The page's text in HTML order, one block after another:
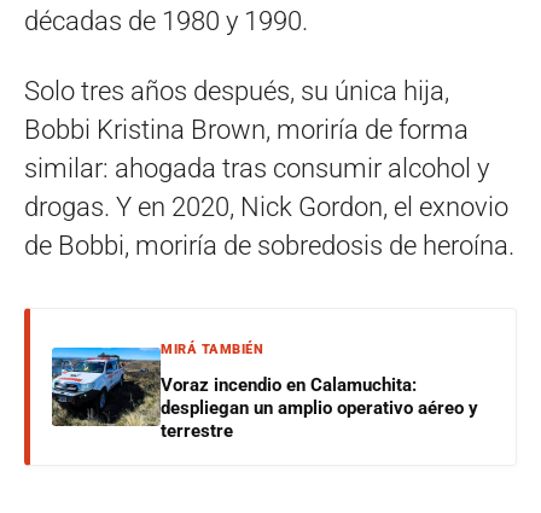
décadas de 1980 y 1990.
Solo tres años después, su única hija,
Bobbi Kristina Brown, moriría de forma
similar: ahogada tras consumir alcohol y
drogas. Y en 2020, Nick Gordon, el exnovio
de Bobbi, moriría de sobredosis de heroína.
MIRÁ TAMBIÉN
Voraz incendio en Calamuchita:
despliegan un amplio operativo aéreo y
terrestre